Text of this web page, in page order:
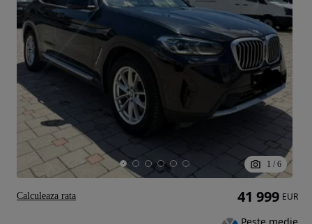
1 / 6
41 999 EUR
Calculeaza rata